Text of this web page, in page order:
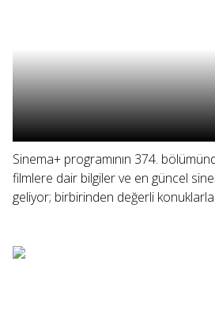
Sinema+ programının 374.
filmlere dair bilgiler ve en güncel
geliyor; birbirinden değerli